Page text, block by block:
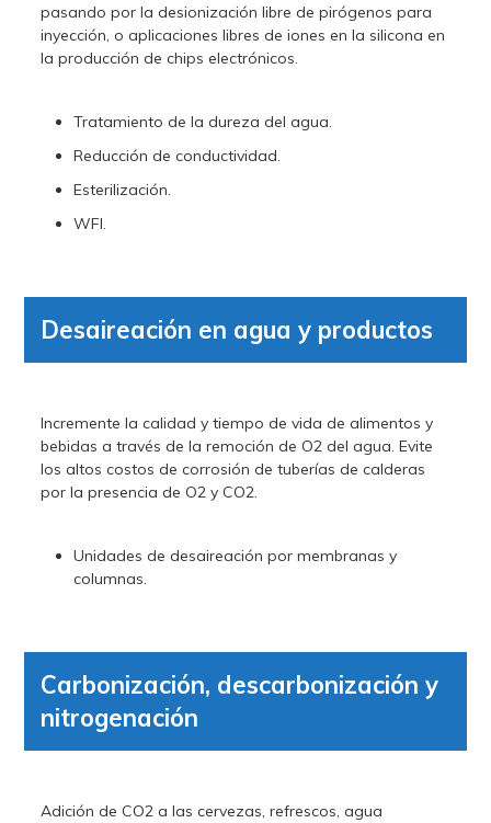
pasando por la desionización libre de pirógenos para
inyección, o aplicaciones libres de iones en la silicona en
la producción de chips electrónicos.
Tratamiento de la dureza del agua.
Reducción de conductividad.
Esterilización.
WFI.
Desaireación en agua y productos
Incremente la calidad y tiempo de vida de alimentos y
bebidas a través de la remoción de O2 del agua. Evite
los altos costos de corrosión de tuberías de calderas
por la presencia de O2 y CO2.
Unidades de desaireación por membranas y
columnas.
Carbonización, descarbonización y
nitrogenación
Adición de CO2 a las cervezas, refrescos, agua